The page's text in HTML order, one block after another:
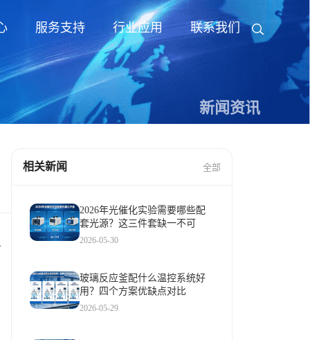
服务支持 行业应用 联系我们
新闻资讯
相关新闻 全部
2026年光催化实验需要哪些配
套光源？这三件套缺一不可
2026-05-30
玻璃反应釜配什么温控系统好
用？四个方案优缺点对比
2026-05-29